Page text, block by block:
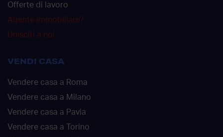
Offerte di lavoro
Agente immobiliare?
Unisciti a noi
VENDI CASA
Vendere casa a Roma
Vendere casa a Milano
Vendere casa a Pavia
Vendere casa a Torino